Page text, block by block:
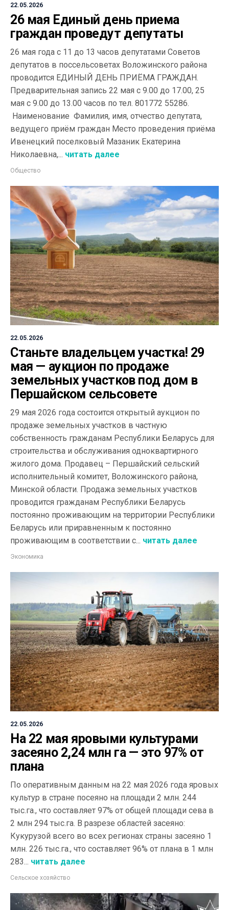
22.05.2026
26 мая Единый день приема
граждан проведут депутаты
26 мая года с 11 до 13 часов депутатами Советов
депутатов в поссельсоветах Воложинского района
проводится ЕДИНЫЙ ДЕНЬ ПРИЁМА ГРАЖДАН.
Предварительная запись 22 мая с 9.00 до 17.00, 25
мая с 9.00 до 13.00 часов по тел. 801772 55286.
Наименование Фамилия, имя, отчество депутата,
ведущего приём граждан Место проведения приёма
Ивенецкий поселковый Мазаник Екатерина
Николаевна,... читать далее
Общество
22.05.2026
Станьте владельцем участка! 29
мая — аукцион по продаже
земельных участков под дом в
Першайском сельсовете
29 мая 2026 года состоится открытый аукцион по
продаже земельных участков в частную
собственность гражданам Республики Беларусь для
строительства и обслуживания одноквартирного
жилого дома. Продавец – Першайский сельский
исполнительный комитет, Воложинского района,
Минской области. Продажа земельных участков
проводится гражданам Республики Беларусь
постоянно проживающим на территории Республики
Беларусь или приравненным к постоянно
проживающим в соответствии с... читать далее
Экономика
22.05.2026
На 22 мая яровыми культурами
засеяно 2,24 млн га — это 97% от
плана
По оперативным данным на 22 мая 2026 года яровых
культур в стране посеяно на площади 2 млн. 244
тыс.га., что составляет 97% от общей площади сева в
2 млн 294 тыс.га. В разрезе областей засеяно:
Кукурузой всего во всех регионах страны засеяно 1
млн. 226 тыс.га., что составляет 96% от плана в 1 млн
283... читать далее
Сельское хозяйство